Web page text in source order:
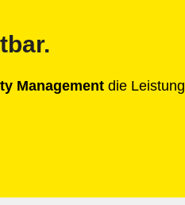
Management die Leistung